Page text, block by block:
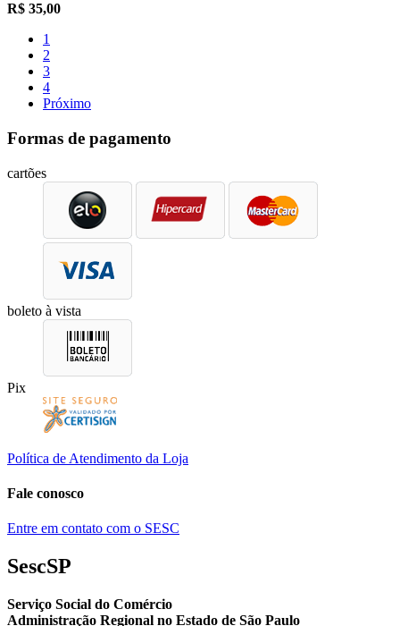
R$ 35,00
1
2
3
4
Próximo
Formas de pagamento
cartões
boleto à vista
Pix
Política de Atendimento da Loja
Fale conosco
Entre em contato com o SESC
SescSP
Serviço Social do Comércio
Administração Regional no Estado de São Paulo